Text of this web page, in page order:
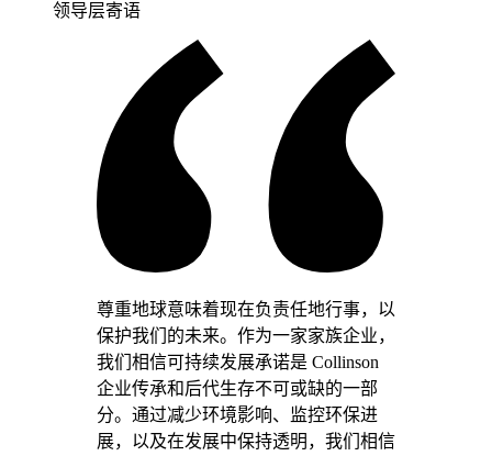
领导层寄语
尊重地球意味着现在负责任地行事，以
保护我们的未来。作为一家家族企业，
我们相信可持续发展承诺是 Collinson
企业传承和后代生存不可或缺的一部
分。通过减少环境影响、监控环保进
展，以及在发展中保持透明，我们相信